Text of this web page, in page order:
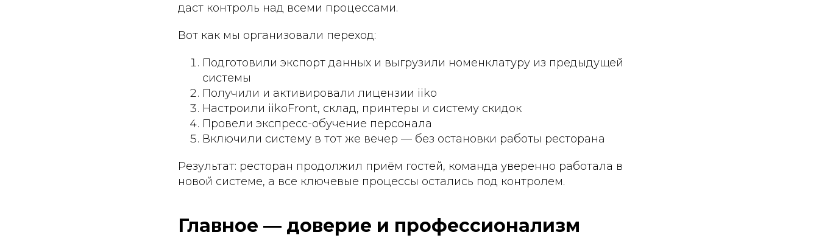
даст контроль над всеми процессами.
Вот как мы организовали переход:
Подготовили экспорт данных и выгрузили номенклатуру из предыдущей
системы
Получили и активировали лицензии iiko
Настроили iikoFront, склад, принтеры и систему скидок
Провели экспресс-обучение персонала
Включили систему в тот же вечер — без остановки работы ресторана
Результат: ресторан продолжил приём гостей, команда уверенно работала в
новой системе, а все ключевые процессы остались под контролем.
Главное — доверие и профессионализм